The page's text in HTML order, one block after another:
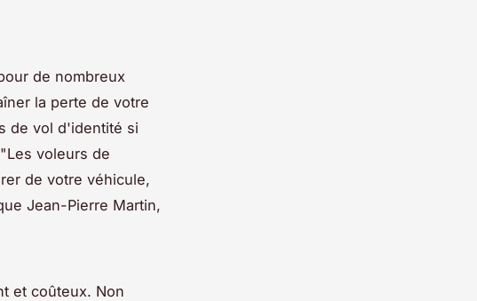
de nombreux
la perte de votre
de vol d'identité si
"Les voleurs de
de votre véhicule,
Jean-Pierre Martin,
et coûteux. Non